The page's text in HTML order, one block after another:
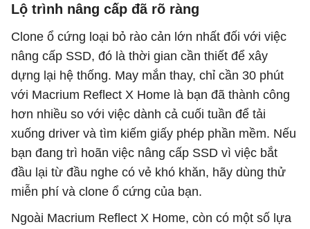
Lộ trình nâng cấp đã rõ ràng
Clone ổ cứng loại bỏ rào cản lớn nhất đối với việc
nâng cấp SSD, đó là thời gian cần thiết để xây
dựng lại hệ thống. May mắn thay, chỉ cần 30 phút
với Macrium Reflect X Home là bạn đã thành công
hơn nhiều so với việc dành cả cuối tuần để tải
xuống driver và tìm kiếm giấy phép phần mềm. Nếu
bạn đang trì hoãn việc nâng cấp SSD vì việc bắt
đầu lại từ đầu nghe có vẻ khó khăn, hãy dùng thử
miễn phí và clone ổ cứng của bạn.
Ngoài Macrium Reflect X Home, còn có một số lựa